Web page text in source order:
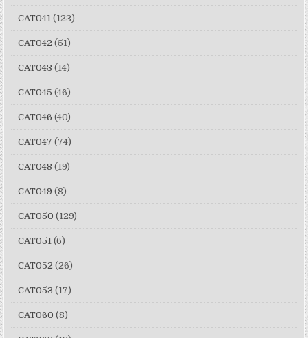
CAT041 (123)
CAT042 (51)
CAT043 (14)
CAT045 (46)
CAT046 (40)
CAT047 (74)
CAT048 (19)
CAT049 (8)
CAT050 (129)
CAT051 (6)
CAT052 (26)
CAT053 (17)
CAT060 (8)